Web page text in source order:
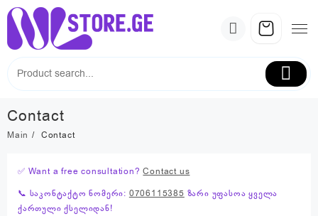
Skip
content
Contact
Main Contact
✅ Want a free consultation?Contact us
📞 საკონტაქტო ნომერი: 0706115385 ზარი უფასოა ყველა
ქართული ქსელიდან!